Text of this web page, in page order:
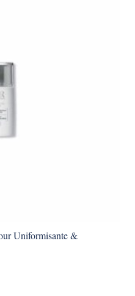
Uniformisante &